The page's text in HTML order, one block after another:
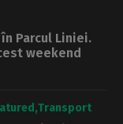
Parcul Liniei.
weekend
Transport